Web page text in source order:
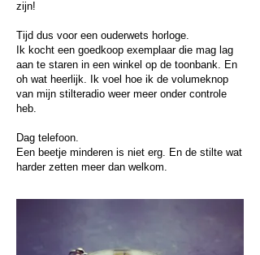
zijn!
Tijd dus voor een ouderwets horloge.
Ik kocht een goedkoop exemplaar die mag lag
aan te staren in een winkel op de toonbank. En
oh wat heerlijk. Ik voel hoe ik de volumeknop
van mijn stilteradio weer meer onder controle
heb.
Dag telefoon.
Een beetje minderen is niet erg. En de stilte wat
harder zetten meer dan welkom.